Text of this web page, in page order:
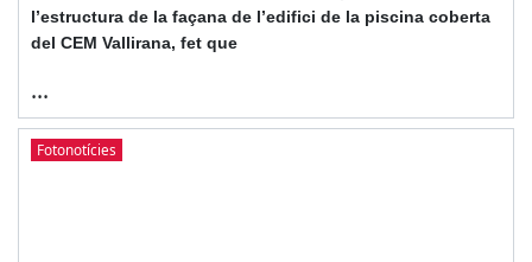
l’estructura de la façana de l’edifici de la piscina coberta
del CEM Vallirana, fet que
...
Fotonotícies